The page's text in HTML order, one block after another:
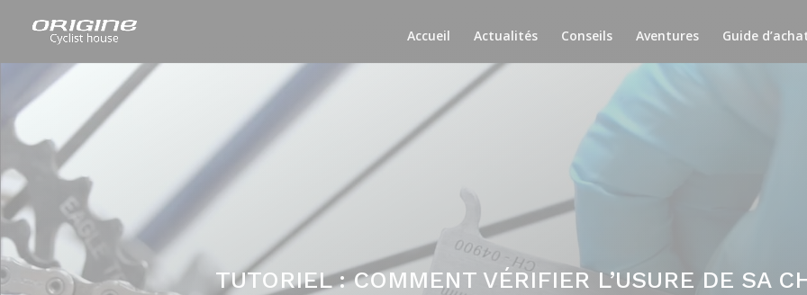
Accueil Actualités Conseils Aventures Guide
TUTORIEL : COMMENT VÉRIFIER L’USURE DE SA